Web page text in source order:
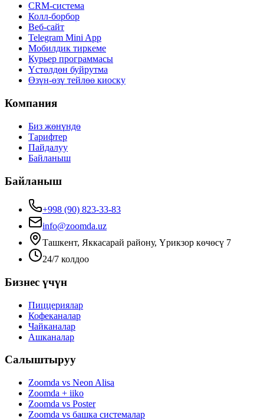
CRM-система
Колл-борбор
Веб-сайт
Telegram Mini App
Мобилдик тиркеме
Курьер программасы
Үстөлдөн буйрутма
Өзүн-өзү тейлөө киоску
Компания
Биз жөнүндө
Тарифтер
Пайдалуу
Байланыш
Байланыш
+998 (90) 823-33-83
info@zoomda.uz
Ташкент, Яккасарай району, Үрикзор көчөсү 7
24/7 колдоо
Бизнес үчүн
Пиццериялар
Кофеканалар
Чайканалар
Ашканалар
Салыштыруу
Zoomda vs Neon Alisa
Zoomda + iiko
Zoomda vs Poster
Zoomda vs башка системалар